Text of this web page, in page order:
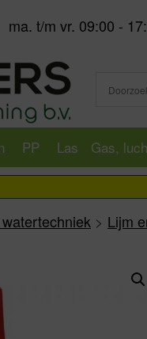
ma. t/m vr. 09:00 -
PP Las Gas,
> Lijm